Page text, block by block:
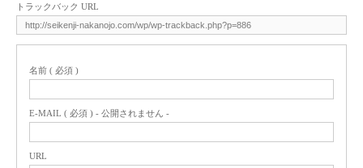
トラックバック URL
名前 ( 必須 )
E-MAIL ( 必須 ) - 公開されません -
URL